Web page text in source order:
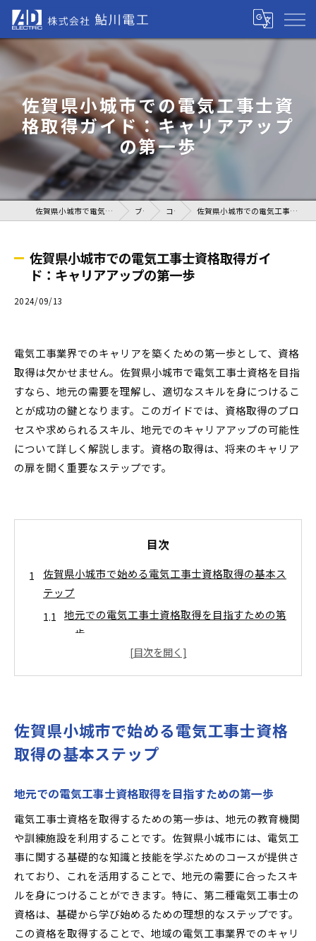
佐賀県小城市での電気工事士資
格取得ガイド：キャリアアップ
の第一歩
佐賀県小城市で電気工事の求人なら株式会社鮎川電工 ブログ コラム 佐賀県小城市での電気工事士資格取得ガイド：キャリアアップの第一歩
佐賀県小城市での電気工事士資格取得ガイ
ド：キャリアアップの第一歩
2024/09/13
電気工事業界でのキャリアを築くための第一歩として、資格
取得は欠かせません。佐賀県小城市で電気工事士資格を目指
すなら、地元の需要を理解し、適切なスキルを身につけるこ
とが成功の鍵となります。このガイドでは、資格取得のプロ
セスや求められるスキル、地元でのキャリアアップの可能性
について詳しく解説します。資格の取得は、将来のキャリア
の扉を開く重要なステップです。
目次
佐賀県小城市で始める電気工事士資格取得の基本ス
テップ
地元での電気工事士資格取得を目指すための第
一歩
電気工事士資格の基礎知識を学ぶ方法
佐賀県小城市での資格取得に向けた準備
資格取得に必要な書類と手続きのガイド
合格後に進むべきキャリアの選択肢
く方法
未経験から電気工事のプロになるためのロード
マップ
佐賀県小城市での実習機会を利用したスキルア
ップ
地域の企業とのコネクションを築く重要性
初心者向けの電気工事トレーニングプログラム
佐賀県小城市で始める電気工事士資格
取得の基本ステップ
地元での電気工事士資格取得を目指すための第一歩
電気工事士資格を取得するための第一歩は、地元の教育機関
や訓練施設を利用することです。佐賀県小城市には、電気工
事に関する基礎的な知識と技能を学ぶためのコースが提供さ
れており、これを活用することで、地元の需要に合ったスキ
ルを身につけることができます。特に、第二種電気工事士の
資格は、基礎から学び始めるための理想的なステップです。
この資格を取得することで、地域の電気工事業界でのキャリ